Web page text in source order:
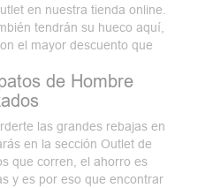
en nuestra tienda online.
tendrán su hueco aquí,
el mayor descuento que
de Hombre
las grandes rebajas en
en la sección Outlet de
que corren, el ahorro es
y es por eso que encontrar